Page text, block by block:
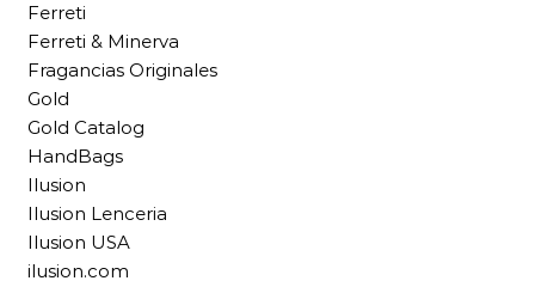
Ferreti
Ferreti & Minerva
Fragancias Originales
Gold
Gold Catalog
HandBags
Ilusion
Ilusion Lenceria
Ilusion USA
ilusion.com